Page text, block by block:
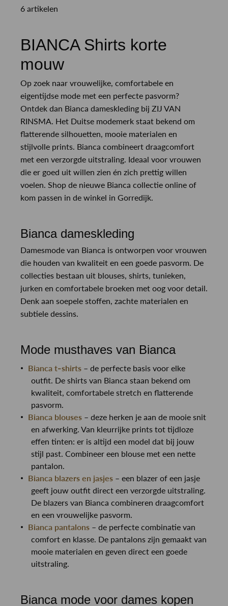
6 artikelen
BIANCA Shirts korte
mouw
Op zoek naar vrouwelijke, comfortabele en
eigentijdse mode met een perfecte pasvorm?
Ontdek dan Bianca dameskleding bij ZIJ VAN
RINSMA. Het Duitse modemerk staat bekend om
flatterende silhouetten, mooie materialen en
stijlvolle prints. Bianca combineert draagcomfort
met een verzorgde uitstraling. Ideaal voor vrouwen
die er goed uit willen zien én zich prettig willen
voelen. Shop de nieuwe Bianca collectie online of
kom passen in de winkel in Gorredijk.
Bianca dameskleding
Damesmode van Bianca is ontworpen voor vrouwen
die houden van kwaliteit en een goede pasvorm. De
collecties bestaan uit blouses, shirts, tunieken,
jurken en comfortabele broeken met oog voor detail.
Denk aan soepele stoffen, zachte materialen en
subtiele dessins.
Mode musthaves van Bianca
Bianca t-shirts – de perfecte basis voor elke
outfit. De shirts van Bianca staan bekend om
kwaliteit, comfortabele stretch en flatterende
pasvorm.
Bianca blouses – deze herken je aan de mooie snit
en afwerking. Van kleurrijke prints tot tijdloze
effen tinten: er is altijd een model dat bij jouw
stijl past. Combineer een blouse met een nette
pantalon.
Bianca blazers en jasjes – een blazer of een jasje
geeft jouw outfit direct een verzorgde uitstraling.
De blazers van Bianca combineren draagcomfort
en een vrouwelijke pasvorm.
Bianca pantalons – de perfecte combinatie van
comfort en klasse. De pantalons zijn gemaakt van
mooie materialen en geven direct een goede
uitstraling.
Bianca mode voor dames kopen